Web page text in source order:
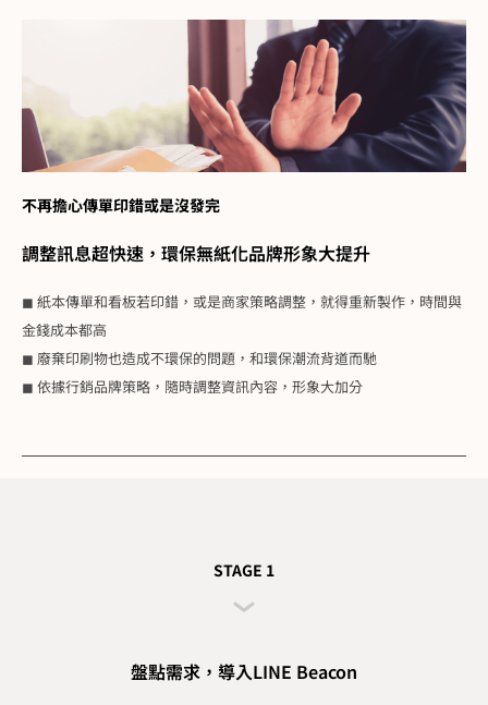
不再擔心傳單印錯或是沒發完
調整訊息超快速，環保無紙化品牌形象大提升
◼ 紙本傳單和看板若印錯，或是商家策略調整，就得重新製作，時間與
金錢成本都高
◼ 廢棄印刷物也造成不環保的問題，和環保潮流背道而馳
◼ 依據行銷品牌策略，隨時調整資訊內容，形象大加分
STAGE 1
盤點需求，導入LINE Beacon